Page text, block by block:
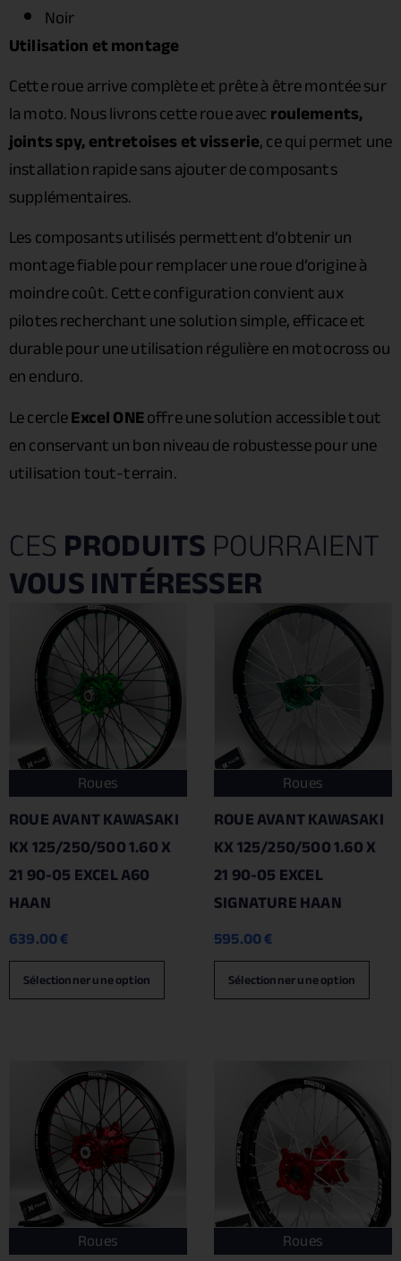
Noir
Utilisation et montage
Cette roue arrive complète et prête à être montée sur
la moto. Nous livrons cette roue avecroulements,
joints spy, entretoises et visserie, ce qui permet une
installation rapide sans ajouter de composants
supplémentaires.
Les composants utilisés permettent d’obtenir un
montage fiable pour remplacer une roue d’origine à
moindre coût. Cette configuration convient aux
pilotes recherchant une solution simple, efficace et
durable pour une utilisation régulière en motocross ou
en enduro.
Le cercleExcel ONEoffre une solution accessible tout
en conservant un bon niveau de robustesse pour une
utilisation tout-terrain.
CESPRODUITSPOURRAIENT
VOUS INTÉRESSER
Roues
ROUE AVANT KAWASAKI
KX 125/250/500 1.60 X
21 90-05 EXCEL A60
HAAN
639.00€
Sélectionner une option
Roues
ROUE AVANT KAWASAKI
KX 125/250/500 1.60 X
21 90-05 EXCEL
SIGNATURE HAAN
595.00€
Sélectionner une option
Roues Roues